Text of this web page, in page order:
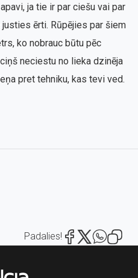
ja tie ir par ciešu vai par
ērti. Rūpējies par šiem
ko nobrauc būtu pēc
neciestu no lieka dzinēja
pret tehniku, kas tevi ved.
Padalies!